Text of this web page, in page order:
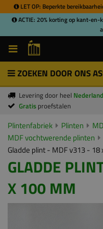
LET OP: Beperkte
ACTIE: 20% korting op kant-
ZOEKEN DOOR ONS
Levering door heel
Gratis proefstalen
Plintenfabriek Plinten
MDF vochtwerende plinten
Gladde plint - MDF v313 - 18
GLADDE
X 100 MM